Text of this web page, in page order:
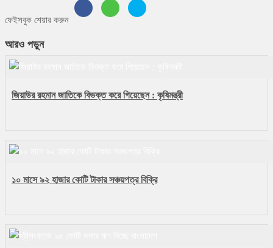
ফেইসবুক শেয়ার করুন
আরও পড়ুন
জিয়াউর রহমান জাতিকে বিভক্ত করে গিয়েছেন : কৃষিমন্ত্রী
১০ মাসে ৯২ হাজার কোটি টাকার সঞ্চয়পত্র বিক্রি